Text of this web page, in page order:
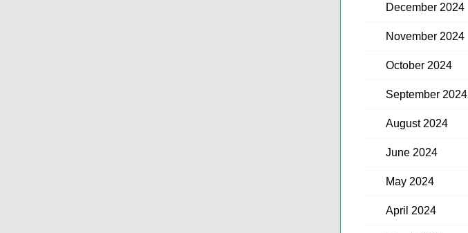
December 2024
November 2024
October 2024
September 2024
August 2024
June 2024
May 2024
April 2024